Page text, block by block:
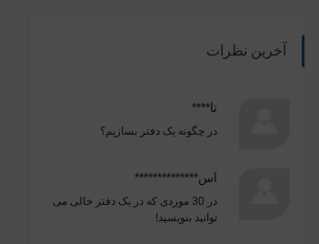
آخرین نظرات
نا****
در چگونه یک دفتر بسازیم؟
اس**************
در
30 موردی که در یک دفتر خالی می
توانید بنویسید!